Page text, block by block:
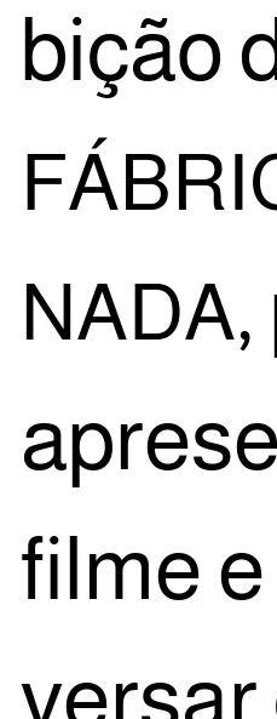
bi­ção
NADA
fil­me
ver­sar